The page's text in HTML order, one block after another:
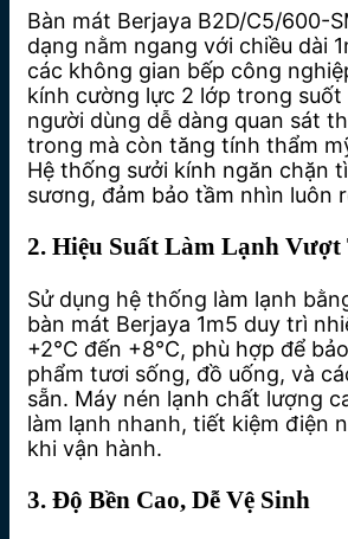
Bàn mát Berjaya B2D/C5/600-
dạng nằm ngang với chiều dài
các không gian bếp công
kính cường lực 2 lớp trong suốt
người dùng dễ dàng quan sát
trong mà còn tăng tính thẩm
Hệ thống sưởi kính ngăn chặn
sương, đảm bảo tầm nhìn luôn
2. Hiệu Suất Làm Lạnh Vượt
Sử dụng hệ thống làm lạnh
bàn mát Berjaya 1m5 duy trì
+2°C đến +8°C, phù hợp để
phẩm tươi sống, đồ uống, và
sẵn. Máy nén lạnh chất lượng
làm lạnh nhanh, tiết kiệm điện
khi vận hành.
3. Độ Bền Cao, Dễ Vệ Sinh